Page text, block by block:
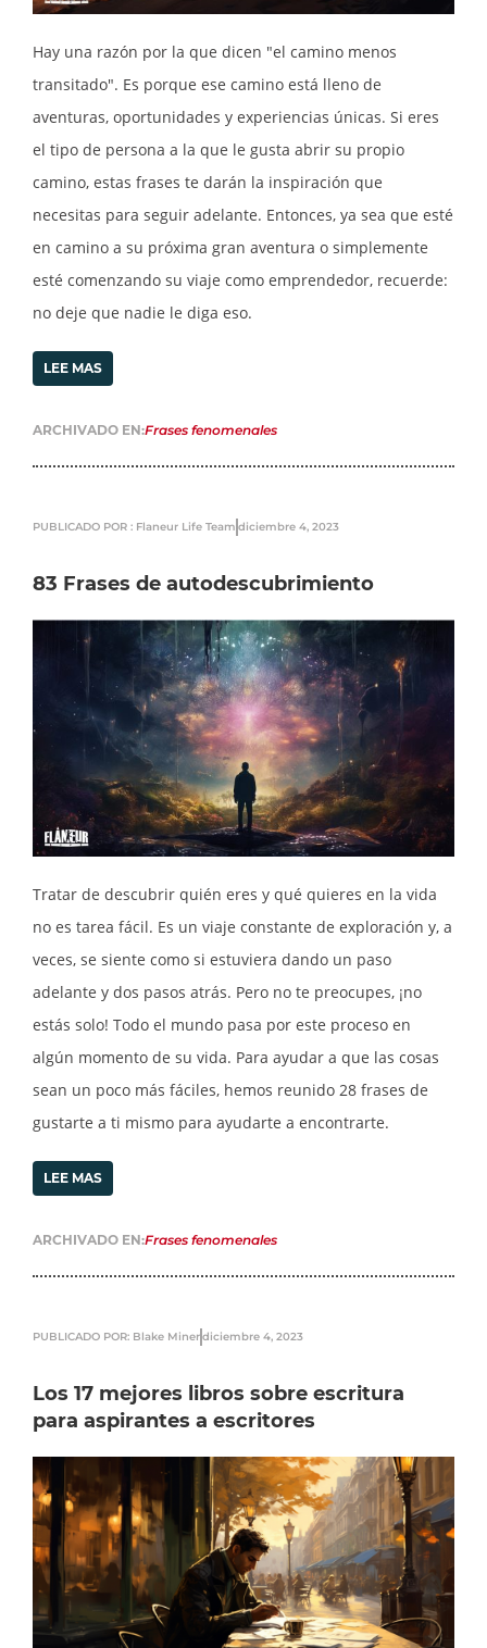
Hay una razón por la que dicen "el camino menos
transitado". Es porque ese camino está lleno de
aventuras, oportunidades y experiencias únicas. Si eres
el tipo de persona a la que le gusta abrir su propio
camino, estas frases te darán la inspiración que
necesitas para seguir adelante. Entonces, ya sea que esté
en camino a su próxima gran aventura o simplemente
esté comenzando su viaje como emprendedor, recuerde:
no deje que nadie le diga eso.
LEE MAS
ARCHIVADO EN:Frases fenomenales
PUBLICADO POR : Flaneur Life Team diciembre 4, 2023
83 Frases de autodescubrimiento
Tratar de descubrir quién eres y qué quieres en la vida
no es tarea fácil. Es un viaje constante de exploración y, a
veces, se siente como si estuviera dando un paso
adelante y dos pasos atrás. Pero no te preocupes, ¡no
estás solo! Todo el mundo pasa por este proceso en
algún momento de su vida. Para ayudar a que las cosas
sean un poco más fáciles, hemos reunido 28 frases de
gustarte a ti mismo para ayudarte a encontrarte.
LEE MAS
ARCHIVADO EN:Frases fenomenales
PUBLICADO POR: Blake Minerdiciembre 4, 2023
Los 17 mejores libros sobre escritura
para aspirantes a escritores